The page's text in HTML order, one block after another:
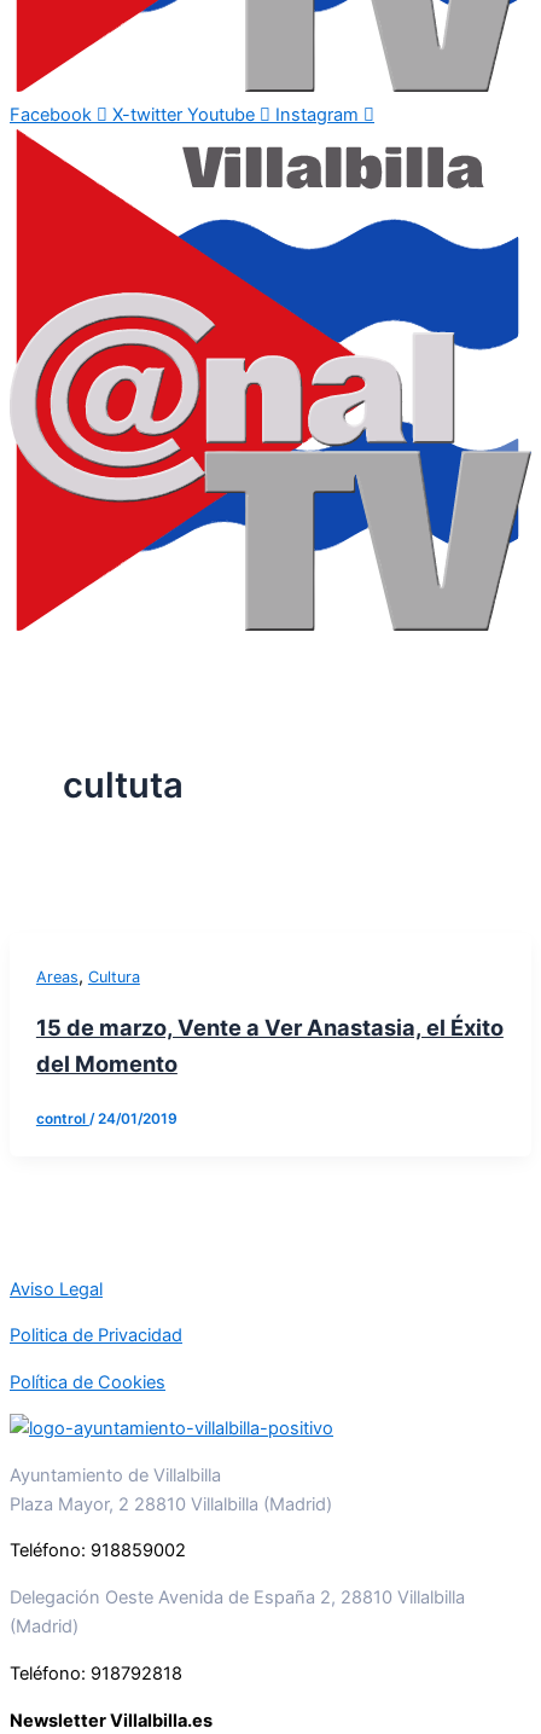
Facebook X-twitter Youtube Instagram
cultuta
Areas, Cultura
15 de marzo, Vente a Ver Anastasia, el Éxito
del Momento
control /24/01/2019
Aviso Legal
Politica de Privacidad
Política de Cookies
Ayuntamiento de Villalbilla
Plaza Mayor, 2 28810 Villalbilla (Madrid)
Teléfono: 918859002
Delegación Oeste Avenida de España 2, 28810 Villalbilla
(Madrid)
Teléfono: 918792818
Newsletter Villalbilla.es